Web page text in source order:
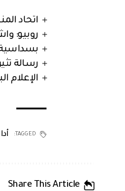
اتحاد
روبيو:
بسداسية
رسالة
الإعلام
TAGGED:
Share This Article